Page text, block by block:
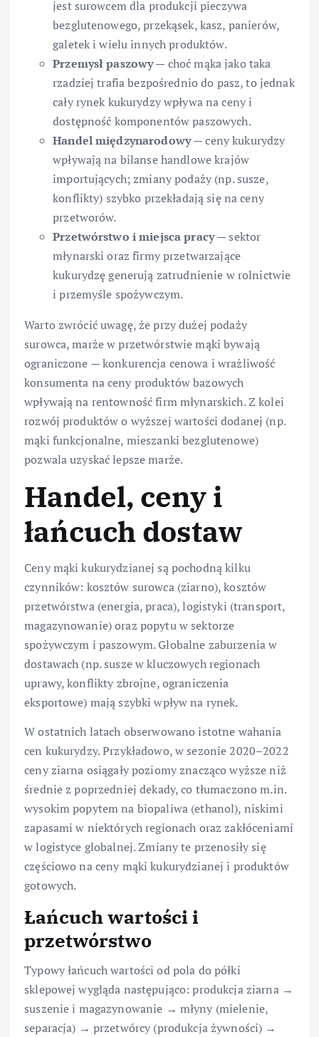
jest surowcem dla produkcji pieczywa
bezglutenowego, przekąsek, kasz, panierów,
galetek i wielu innych produktów.
Przemysł paszowy— choć mąka jako taka
rzadziej trafia bezpośrednio do pasz, to jednak
cały rynek kukurydzy wpływa na ceny i
dostępność komponentów paszowych.
Handel międzynarodowy— ceny kukurydzy
wpływają na bilanse handlowe krajów
importujących; zmiany podaży (np. susze,
konflikty) szybko przekładają się na ceny
przetworów.
Przetwórstwo i miejsca pracy— sektor
młynarski oraz firmy przetwarzające
kukurydzę generują zatrudnienie w rolnictwie
i przemyśle spożywczym.
Warto zwrócić uwagę, że przy dużej podaży
surowca, marże w przetwórstwie mąki bywają
ograniczone — konkurencja cenowa i wrażliwość
konsumenta na ceny produktów bazowych
wpływają na rentowność firm młynarskich. Z kolei
rozwój produktów o wyższej wartości dodanej (np.
mąki funkcjonalne, mieszanki bezglutenowe)
pozwala uzyskać lepsze marże.
Handel, ceny i
łańcuch dostaw
Ceny mąki kukurydzianej są pochodną kilku
czynników: kosztów surowca (ziarno), kosztów
przetwórstwa (energia, praca), logistyki (transport,
magazynowanie) oraz popytu w sektorze
spożywczym i paszowym. Globalne zaburzenia w
dostawach (np. susze w kluczowych regionach
uprawy, konflikty zbrojne, ograniczenia
eksportowe) mają szybki wpływ na rynek.
W ostatnich latach obserwowano istotne wahania
cen kukurydzy. Przykładowo, w sezonie 2020–2022
ceny ziarna osiągały poziomy znacząco wyższe niż
średnie z poprzedniej dekady, co tłumaczono m.in.
wysokim popytem na biopaliwa (ethanol), niskimi
zapasami w niektórych regionach oraz zakłóceniami
w logistyce globalnej. Zmiany te przenosiły się
częściowo na ceny mąki kukurydzianej i produktów
gotowych.
Łańcuch wartości i
przetwórstwo
Typowy łańcuch wartości od pola do półki
sklepowej wygląda następująco: produkcja ziarna →
suszenie i magazynowanie → młyny (mielenie,
separacja) → przetwórcy (produkcja żywności) →